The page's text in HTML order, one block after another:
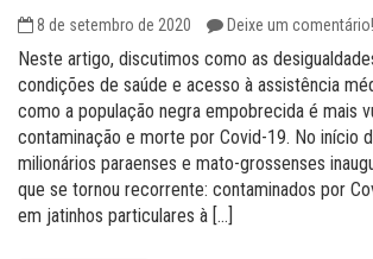
8 de setembro de 2020 Deixe um comentário!
Neste artigo, discutimos como as
condições de saúde e acesso à assistência
como a população negra empobrecida é mais
contaminação e morte por Covid-19. No início
milionários paraenses e mato-grossenses
que se tornou recorrente: contaminados por
em jatinhos particulares à […]